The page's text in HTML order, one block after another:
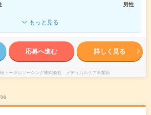
男性
もっと見る
応募へ進む 詳しく見る
トータルソーシング株式会社 メディカルケア事業部